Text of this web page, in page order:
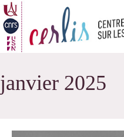
Passer
au
contenu
janvier 2025